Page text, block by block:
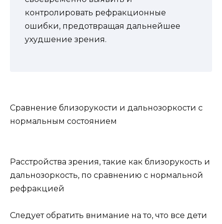
контролировать рефракционные
ошибки, предотвращая дальнейшее
ухудшение зрения.
Сравнение близорукости и дальнозоркости с
нормальным состоянием
Расстройства зрения, такие как близорукость и
дальнозоркость, по сравнению с нормальной
рефракцией
Следует обратить внимание на то, что все дети